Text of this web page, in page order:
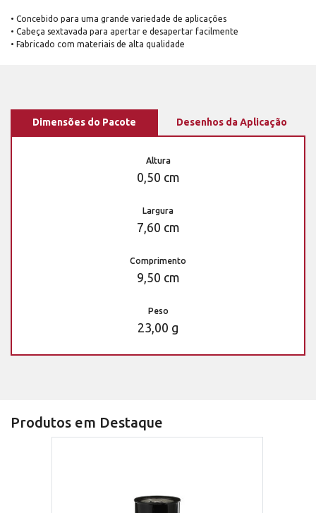
• Concebido para uma grande variedade de aplicações
• Cabeça sextavada para apertar e desapertar facilmente
• Fabricado com materiais de alta qualidade
Dimensões do Pacote Desenhos da Aplicação
Altura
0,50 cm
Largura
7,60 cm
Comprimento
9,50 cm
Peso
23,00 g
Produtos em Destaque